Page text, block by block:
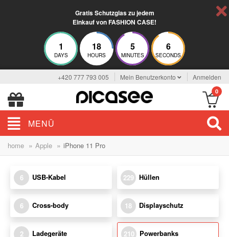
Gratis Schutzglas zu jedem
Einkauf von FASHION CASE!
1
DAYS
18
HOURS
5
MINUTES
5
SECONDS
+420 777 793 005 Mein Benutzerkonto Anmelden
0
MENÜ
home » Apple » iPhone 11 Pro
6 USB-Kabel 229 Hüllen
6 Cross-body 18 Displayschutz
2 Ladegeräte 210 Powerbanks